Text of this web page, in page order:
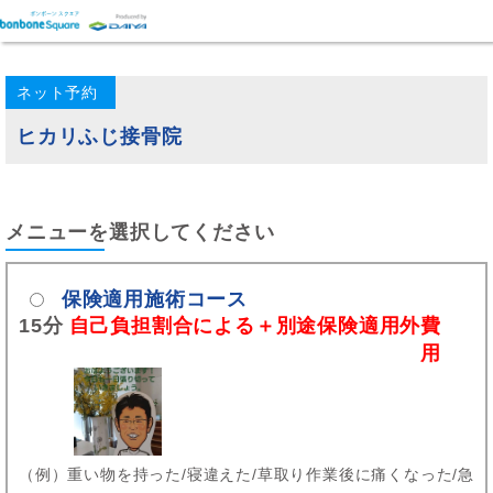
ヒカリふじ接骨院
メニューを選択してください
保険適用施術コース
15分 自己負担割合による＋別途保険適用外費
用
（例）重い物を持った/寝違えた/草取り作業後に痛くなった/急